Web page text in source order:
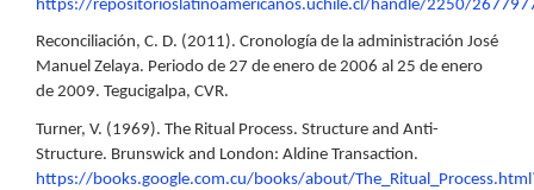
https://repositorioslatinoamericanos.uchile.cl/handle/2250/
Reconciliación, C. D. (2011). Cronología de la administración José
Manuel Zelaya. Periodo de 27 de enero de 2006 al 25 de enero
de 2009. Tegucigalpa, CVR.
Turner, V. (1969). The Ritual Process. Structure and Anti-
Structure. Brunswick and London: Aldine Transaction.
https://books.google.com.cu/books/about/